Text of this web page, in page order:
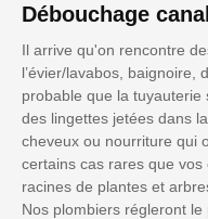
Débouchage
Il arrive qu'on rencontre
l’évier/lavabos, baignoire,
probable que la
des lingettes jetées dans
cheveux ou nourriture qui
certains cas rares que
racines de plantes et
Nos plombiers régleront